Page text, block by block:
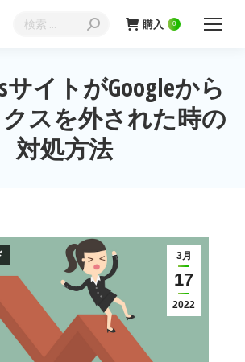
購入 0
サイトがGoogleから
スを外された時の
対処方法
現在地:
3月
17
2022